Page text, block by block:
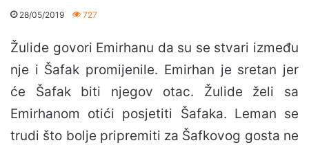
28/05/2019 727
Žulide govori Emirhanu da su se stvari između
nje i Šafak promijenile. Emirhan je sretan jer
će Šafak biti njegov otac. Žulide želi sa
Emirhanom otići posjetiti Šafaka. Leman se
trudi što bolje pripremiti za Šafkovog gosta ne